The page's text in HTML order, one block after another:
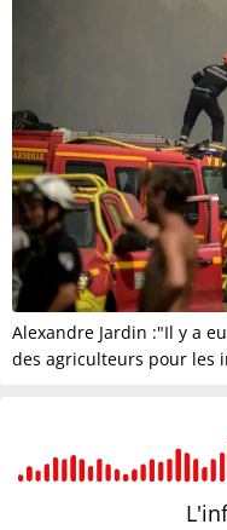
Alexandre Jardin :"Il y a
des agriculteurs pour les